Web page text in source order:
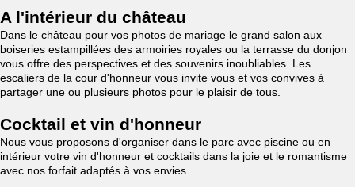
A l'intérieur du château
Dans le château pour vos photos de mariage le grand salon aux
boiseries estampillées des armoiries royales ou la terrasse du donjon
vous offre des perspectives et des souvenirs inoubliables. Les
escaliers de la cour d'honneur vous invite vous et vos convives à
partager une ou plusieurs photos pour le plaisir de tous.
Cocktail et vin d'honneur
Nous vous proposons d'organiser dans le parc avec piscine ou en
intérieur votre vin d'honneur et cocktails dans la joie et le romantisme
avec nos forfait adaptés à vos envies .